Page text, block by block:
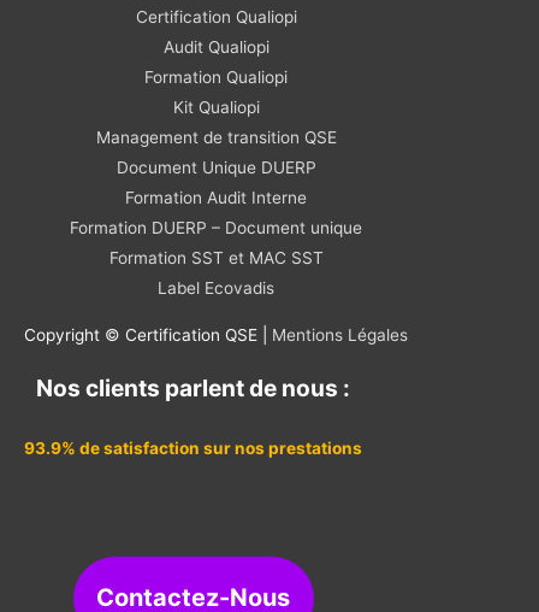
Certification Qualiopi
Audit Qualiopi
Formation Qualiopi
Kit Qualiopi
Management de transition QSE
Document Unique DUERP
Formation Audit Interne
Formation DUERP – Document unique
Formation SST et MAC SST
Label Ecovadis
Copyright © Certification QSE | Mentions Légales
Nos clients parlent de nous :
93.9% de satisfaction sur nos prestations
Contactez-Nous